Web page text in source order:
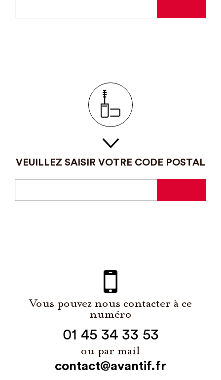
VEUILLEZ SAISIR VOTRE CODE POSTAL
Vous pouvez nous contacter à ce
numéro
01 45 34 33 53
ou par mail
contact@avantif.fr